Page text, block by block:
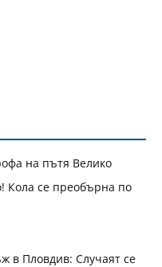
на пътя Велико
Кола се преобърна по
в Пловдив: Случаят се